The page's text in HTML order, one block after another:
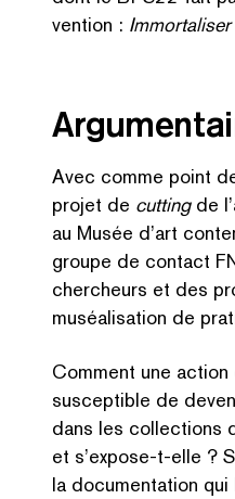
ven­tion :
Avec comme point
projet de cuttingde
au Musée d’art
groupe de contact
chercheurs et des
muséal­i­sa­tion de
Comment une
susceptible de
dans les collections
et s’expose-t-elle ?
la doc­u­men­ta­tion